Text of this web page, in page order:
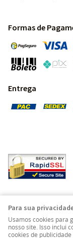
Formas de
Entrega
Para sua
Usamos cookies para
nosso site. Isso inclui
cookies de